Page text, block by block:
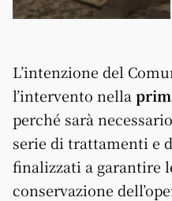
L’intenzione del
l’intervento nella
perché sarà
serie di trattamenti e
finalizzati a garantire
conservazione